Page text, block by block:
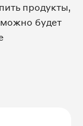
продукты,
будет